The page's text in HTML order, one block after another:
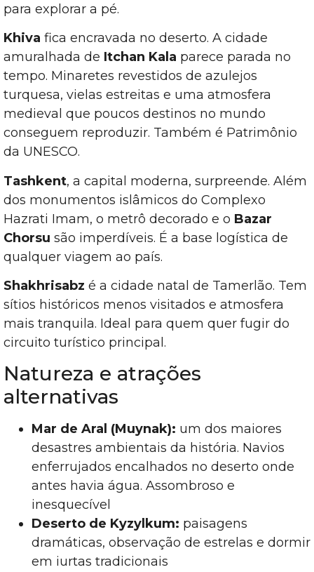
para explorar a pé.
Khiva fica encravada no deserto. A cidade
amuralhada de Itchan Kala parece parada no
tempo. Minaretes revestidos de azulejos
turquesa, vielas estreitas e uma atmosfera
medieval que poucos destinos no mundo
conseguem reproduzir. Também é Patrimônio
da UNESCO.
Tashkent, a capital moderna, surpreende. Além
dos monumentos islâmicos do Complexo
Hazrati Imam, o metrô decorado e o Bazar
Chorsu são imperdíveis. É a base logística de
qualquer viagem ao país.
Shakhrisabz é a cidade natal de Tamerlão. Tem
sítios históricos menos visitados e atmosfera
mais tranquila. Ideal para quem quer fugir do
circuito turístico principal.
Natureza e atrações
alternativas
Mar de Aral (Muynak): um dos maiores
desastres ambientais da história. Navios
enferrujados encalhados no deserto onde
antes havia água. Assombroso e
inesquecível
Deserto de Kyzylkum: paisagens
dramáticas, observação de estrelas e dormir
em iurtas tradicionais